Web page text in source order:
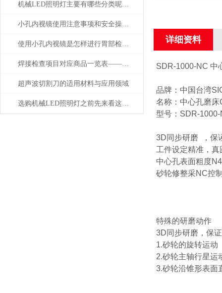
机械LED照明灯主要有哪些分类呢？让我们一起来看看吧
小孔内视镜使用注意事项和安全操作规范
使用小孔内视镜是怎样进行胃部检查的，会痛吗
焊接检查项目对应商品一览表——日本SK新泻精机
超声波切割刀的适用材料与应用领域
选购机械LED照明灯之前先来看这篇攻略准没错
详细资料
SDR-1000-NC 中
品牌：中国台湾
名称：中心孔磨床
型号： SDR-1000-
3D同步研磨
，
工件设定精准，
中心孔表面粗度
砂轮修整采NC控
特殊的研磨动作
3D同步研磨，保
1.砂轮的旋转运动
2.砂轮主轴行星运
3.砂轮沿锥形表面